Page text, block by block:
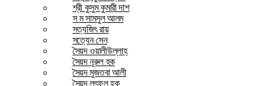
শ্রী কুসুম কুমারী দাশ
স ম সামসুল আলম
সত্যজিৎ রায়
সত্যেন সেন
সৈয়দ ওয়ালীউল্লাহ্
সৈয়দ নূরুল হক
সৈয়দ মুজতবা আলী
সৈয়দ লুৎফুল হক